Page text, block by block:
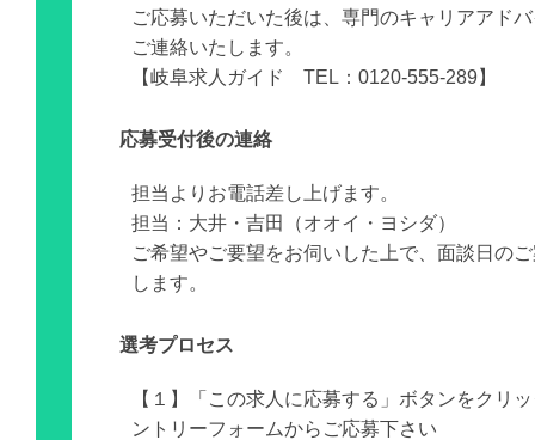
ご応募いただいた後は、専門のキャリアアド
ご連絡いたします。
【岐阜求人ガイド TEL：0120-555-289】
応募受付後の連絡
担当よりお電話差し上げます。
担当：大井・吉田（オオイ・ヨシダ）
ご希望やご要望をお伺いした上で、面談日の
します。
選考プロセス
【１】「この求人に応募する」ボタンをクリ
ントリーフォームからご応募下さい